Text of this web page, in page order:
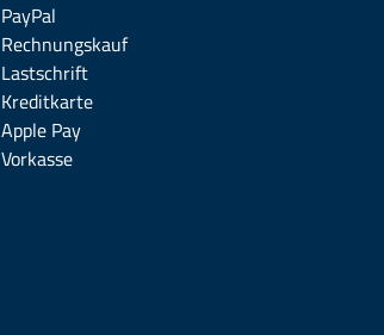
PayPal
Rechnungskauf
Lastschrift
Kreditkarte
Apple Pay
Vorkasse